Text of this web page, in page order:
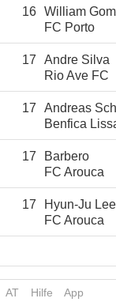
16 William
FC Porto
17
Andre Silva
Rio Ave FC
17
Andreas
Benfica
17
Barbero
FC Arouca
17
Hyun-Ju Lee
FC Arouca
AT Hilfe App